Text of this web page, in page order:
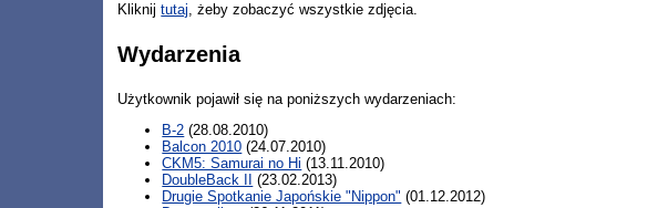
Kliknijtutaj, żeby zobaczyć wszystkie zdjęcia.
Wydarzenia
Użytkownik pojawił się na poniższych wydarzeniach:
B-2 (28.08.2010)
Balcon 2010 (24.07.2010)
CKM5: Samurai no Hi (13.11.2010)
DoubleBack II
(23.02.2013)
Drugie Spotkanie Japońskie "Nippon" (01.12.2012)